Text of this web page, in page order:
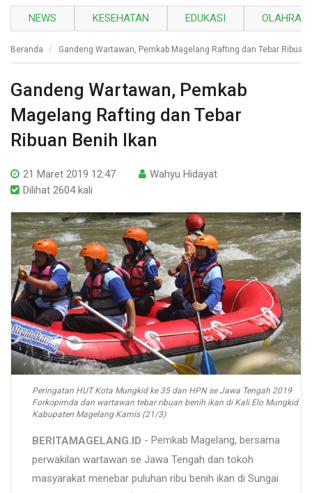
NEWS KESEHATAN EDUKASI
Beranda Gandeng Wartawan, Pemkab Magelang Rafting dan Tebar Ribuan
Gandeng Wartawan, Pemkab
Magelang Rafting dan Tebar
Ribuan Benih Ikan
21 Maret 2019 12:47
Wahyu Hidayat
Dilihat 2604 kali
Peringatan HUT Kota Mungkid ke 35 dan HPN se Jawa Tengah 2019
Forkopimda dan wartawan tebar ribuan benih ikan di Kali Elo Mungkid
Kabupaten Magelang Kamis (21/3)
BERITAMAGELANG.ID - Pemkab Magelang, bersama
perwakilan wartawan se Jawa Tengah dan tokoh
masyarakat menebar puluhan ribu benih ikan di Sungai